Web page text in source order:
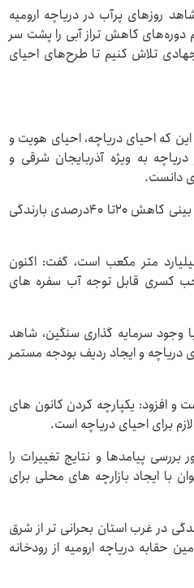
روزهای پرآب در دریاچه ارومیه
دوره‌های کاهش تراز آبی را پشت سر
تلاش کنیم تا طرح‌های احیای
این که احیای دریاچه، احیای هویت و
به ویژه آذربایجان شرقی و
دانست.
سعید عیسی زاده با اشاره به کاهش ۶۰درصدی آب سد بوکان، از پیش بینی کاهش ۲۰تا ۴۰درصدی بارندگی
اشاره به این که ظرفیت آب تجدیدپذیر حوضه دریاچه ۵/۲میلیارد متر مکعب است، گفت: اکنون
کسری قابل توجه آب سفره های
وجود سرمایه گذاری سنگین، شاهد
دریاچه و ایجاد ردیف بودجه مستمر
و افزود: یکپارچه کردن کانون های
برای احیای دریاچه است.
پیامدها و نتایج تغییرات را
با ایجاد بازارچه های محلی برای
در غرب استان بحرانی تر از شرق
حقابه دریاچه ارومیه از رودخانه